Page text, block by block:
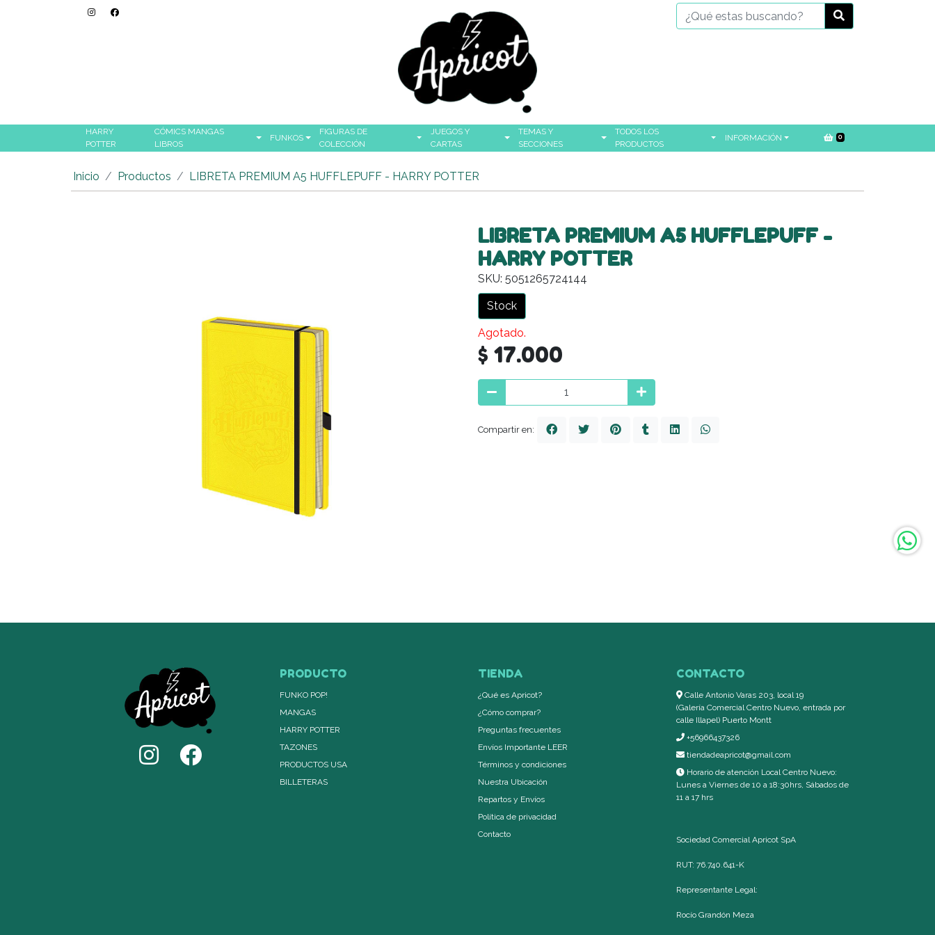
HARRY
POTTER
CÓMICS MANGAS
LIBROS
FUNKOS
FIGURAS DE
COLECCIÓN
JUEGOS Y
CARTAS
TEMAS Y
SECCIONES
TODOS LOS
PRODUCTOS
INFORMACIÓN 0
Inicio Productos LIBRETA PREMIUM A5 HUFFLEPUFF - HARRY POTTER
LIBRETA PREMIUM A5 HUFFLEPUFF -
HARRY POTTER
SKU: 5051265724144
Stock
Agotado.
$ 17.000
Compartir en:
PRODUCTO
FUNKO POP!
MANGAS
HARRY POTTER
TAZONES
PRODUCTOS USA
BILLETERAS
TIENDA
¿Qué es Apricot?
¿Cómo comprar?
Preguntas frecuentes
Envíos Importante LEER
Términos y condiciones
Nuestra Ubicación
Repartos y Envíos
Política de privacidad
Contacto
CONTACTO
Calle Antonio Varas 203, local 19
(Galería Comercial Centro Nuevo, entrada por
calle Illapel) Puerto Montt
+56966437326
tiendadeapricot@gmail.com
Horario de atención Local Centro Nuevo:
Lunes a Viernes de 10 a 18:30hrs, Sábados de
11 a 17 hrs
Sociedad Comercial Apricot SpA
RUT: 76.740.641-K
Representante Legal:
Rocío Grandón Meza